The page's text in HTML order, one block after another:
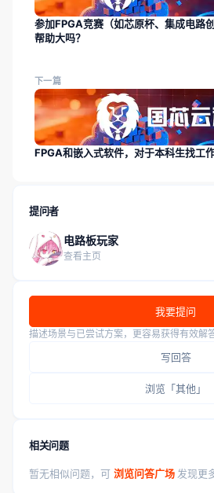
参加FPGA竞赛（如芯原杯、集成电路
帮助大吗？
下一篇
FPGA和嵌入式软件，对于本科生找工
提问者
电路板玩家
查看主页
我要提问
描述场景与已尝试方案，更容易获得有效解
写回答
浏览「其他」
相关问题
暂无相似问题，可 浏览问答广场 发现更